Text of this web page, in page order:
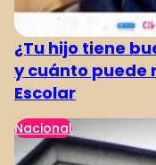
¿Tu hijo tiene
y cuánto puede
Escolar
Nacional